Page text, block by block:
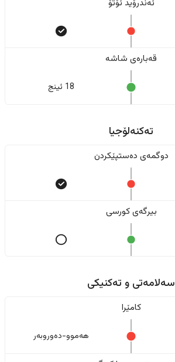
ئەندرۆید ئۆتۆ
قەبارەی شاشە
18 ئینج
تەکنەلۆجیا
دوگمەی دەستپێکردن
بیرگەی کورسی
سەلامەتی و تەکنیکی
کامێرا
هەموو-دەوروبەر